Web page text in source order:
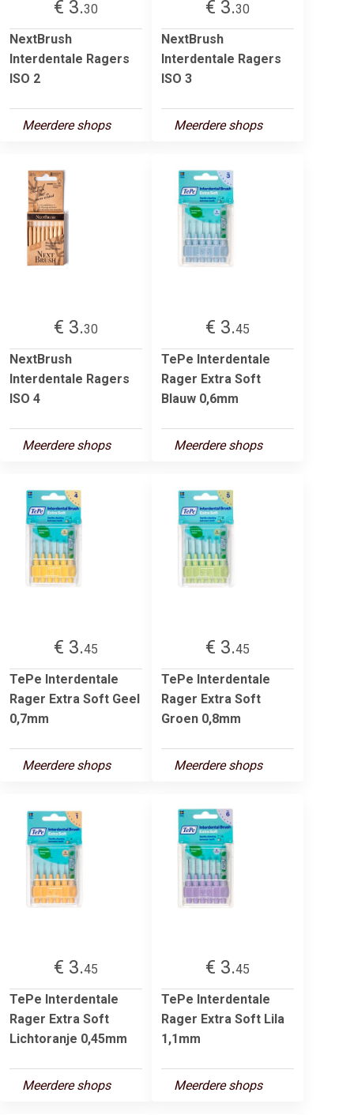
€ 3.30
NextBrush
Interdentale Ragers
ISO 2
Meerdere shops
€ 3.30
NextBrush
Interdentale Ragers
ISO 3
Meerdere shops
€ 3.30
NextBrush
Interdentale Ragers
ISO 4
Meerdere shops
€ 3.45
TePe Interdentale
Rager Extra Soft
Blauw 0,6mm
Meerdere shops
€ 3.45
TePe Interdentale
Rager Extra Soft Geel
0,7mm
Meerdere shops
€ 3.45
TePe Interdentale
Rager Extra Soft
Groen 0,8mm
Meerdere shops
€ 3.45
TePe Interdentale
Rager Extra Soft
Lichtoranje 0,45mm
Meerdere shops
€ 3.45
TePe Interdentale
Rager Extra Soft Lila
1,1mm
Meerdere shops